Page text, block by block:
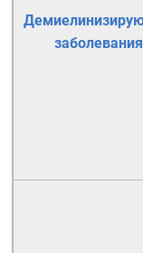
заболевания